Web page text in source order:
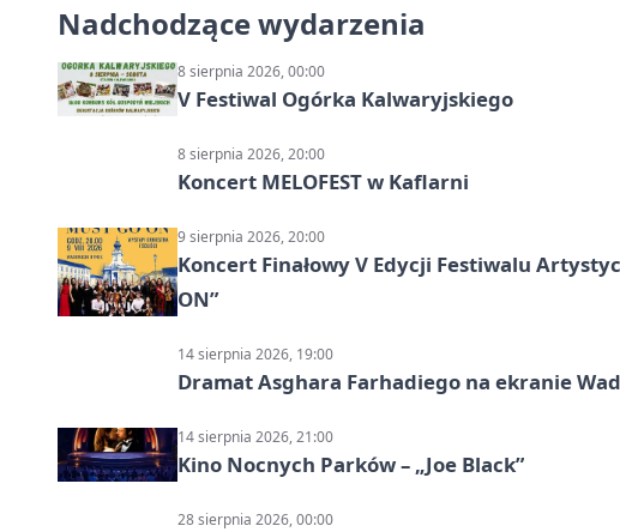
Nadchodzące wydarzenia
8 sierpnia 2026, 00:00
V Festiwal Ogórka Kalwaryjskiego
8 sierpnia 2026, 20:00
Koncert MELOFEST w Kaflarni
9 sierpnia 2026, 20:00
Koncert Finałowy V Edycji Festiwalu
ON”
14 sierpnia 2026, 19:00
Dramat Asghara Farhadiego na ekranie
14 sierpnia 2026, 21:00
Kino Nocnych Parków – „Joe Black”
28 sierpnia 2026, 00:00